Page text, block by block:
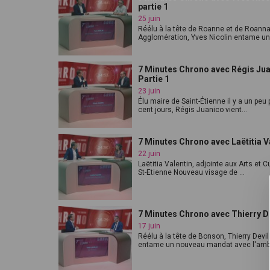
partie 1
25 juin
Réélu à la tête de Roanne et de
Agglomération, Yves Nicolin entame un
7 Minutes Chrono avec Régis
Partie 1
23 juin
Élu maire de Saint-Étienne il y a un peu
cent jours, Régis Juanico vient...
7 Minutes Chrono avec Laëtitia
22 juin
Laëtitia Valentin, adjointe aux Arts et
St-Etienne Nouveau visage de ...
7 Minutes Chrono avec Thierry
17 juin
Réélu à la tête de Bonson, Thierry Deville
entame un nouveau mandat avec